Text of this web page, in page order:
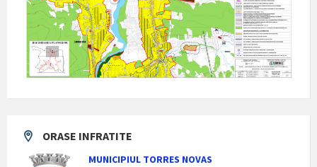
ORASE INFRATITE
MUNICIPIUL TORRES NOVAS